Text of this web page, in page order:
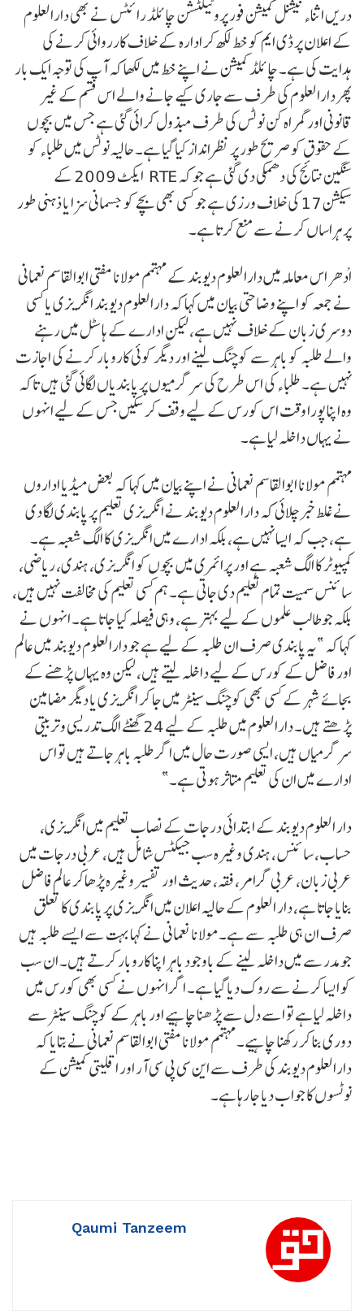
دریں اثناء نیشنل کمیشن فور پروٹیکٹشن چائلڈ رائٹس نے بھی دارالعلوم
کے اعلان پر ڈی ایم کو خط لکھ کر ادارہ کے خلاف کارروائی کرنے کی
ہدایت کی ہے۔ چائلڈ کمیشن نے اپنے خط میں لکھا کہ آپ کی توجہ ایک بار
پھر دارالعلوم کی طرف سے جاری کیے جانے والے اس قسم کے غیر
قانونی اور گمراہ کن نوٹس کی طرف مبذول کرائی گئی ہے جس میں بچوں
کے حقوق کو صریح طور پر نظرانداز کیا گیا ہے۔ حالیہ نوٹس میں طلباء کو
سنگین نتائج کی دھمکی دی گئی ہے جو کہ RTE ایکٹ 2009 کے
سیکشن 17 کی خلاف ورزی ہے جو کسی بھی بچے کو جسمانی سزا یا ذہنی طور
پر ہراساں کرنے سے منع کرتا ہے۔
اْدھر اس معاملہ میں دارالعلوم دیوبند کے مہتمم مولانا مفتی ابوالقاسم نعمانی
نے جمعہ کو اپنے وضاحتی بیان میں کہا کہ دارالعلوم دیوبند انگریزی یا کسی
دوسری زبان کے خلاف نہیں ہے، لیکن ادارے کے ہاسٹل میں رہنے
والے طلبہ کو باہرسے کوچنگ لینے اور دیگر کوئی کاروبار کرنے کی اجازت
نہیں ہے۔ طلباء کی اس طرح کی سرگرمیوں پر پابندیاں لگائی گئی ہیں تاکہ
وہ اپنا پورا وقت اس کورس کے لیے وقف کر سکیں جس کے لیے انہوں
نے یہاں داخلہ لیا ہے۔
مہتمم مولانا ابوالقاسم نعمانی نے اپنے بیان میں کہا کہ بعض میڈیا اداروں
نے غلط خبر چلائی کہ دارالعلوم دیوبند نے انگریزی تعلیم پر پابندی لگا دی
ہے، جب کہ ایسا نہیں ہے، بلکہ ادارے میں انگریزی کا الگ شعبہ ہے۔
کمپیوٹر کا الگ شعبہ ہے اور پرائمری میں بچوں کو انگریزی، ہندی، ریاضی،
سائنس سمیت تمام تعلیم دی جاتی ہے۔ ہم کسی تعلیم کی مخالفت نہیں ہیں،
بلکہ جو طالب علموں کے لیے بہتر ہے، وہی فیصلہ کیا جاتا ہے۔ انہوں نے
کہا کہ ”یہ پابندی صرف ان طلبہ کے لیے ہے جو دارالعلوم دیوبند میں عالم
اور فاضل کے کورس کے لیے داخلہ لیتے ہیں، لیکن وہ یہاں پڑھنے کے
بجائے شہر کے کسی بھی کوچنگ سینٹر میں جا کر انگریزی یا دیگر مضامین
پڑھتے ہیں۔ دارالعلوم میں طلبہ کے لیے 24 گھنٹے الگ تدریسی و تربیتی
سرگرمیاں ہیں، ایسی صورت حال میں اگر طلبہ باہر جاتے ہیں تو اس
ادارے میں ان کی تعلیم متاثر ہوتی ہے۔”
دار العلوم دیوبند کے ابتدائی درجات کے نصابِ تعلیم میں انگریزی،
حساب، سائنس، ہندی وغیرہ سب جیکٹس شامل ہیں، عربی درجات میں
عربی زبان، عربی گرامر، فقہ، حدیث اور تفسیر وغیرہ پڑھاکر عالم فاضل
بنایا جاتا ہے، دار العلوم کے حالیہ اعلان میں انگریزی پر پابندی کا تعلق
صرف ان ہی طلبہ سے ہے۔مولانا نعمانی نے کہا بہت سے ایسے طلبہ ہیں
جو مدرسے میں داخلہ لینے کے باوجود باہر اپنا کاروبار کرتے ہیں۔ ان سب
کو ایسا کرنے سے روک دیا گیا ہے۔ اگر انہوں نے کسی بھی کورس میں
داخلہ لیا ہے تو اسے دل سے پڑھنا چاہیے اور باہر کے کوچنگ سینٹرسے
دوری بنا کر رکھنا چاہیے۔ مہتمم مولانا مفتی ابوالقاسم نعمانی نے بتایا کہ
دارالعلوم دیوبند کی طرف سے این سی پی سی آر اور اقلیتی کمیشن کے
نوٹسوں کا جواب دیا جا رہا ہے۔
Qaumi Tanzeem